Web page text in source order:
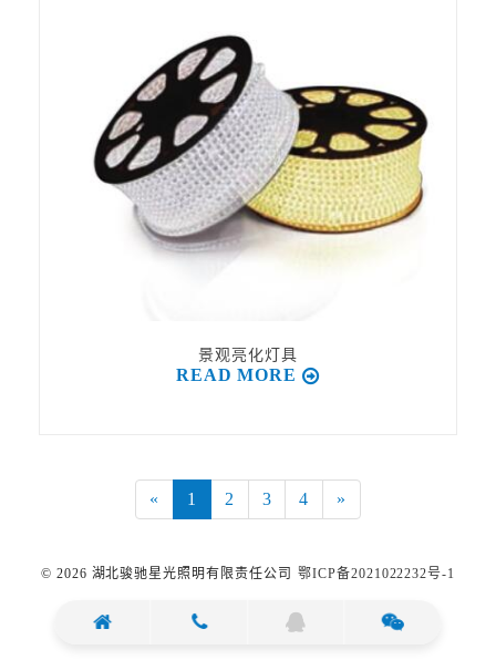
景观亮化灯具
READ MORE
« 1 2 3 4 »
©️ 2026 湖北骏驰星光照明有限责任公司 鄂ICP备2021022232号-1